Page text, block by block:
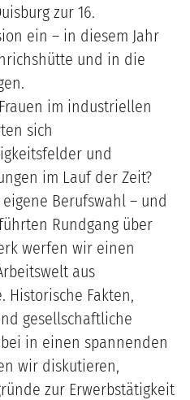
zur 16.
ein – in diesem Jahr
und in die
im industriellen
sich
und
im Lauf der Zeit?
Berufswahl – und
Rundgang über
werfen wir einen
aus
Historische Fakten,
gesellschaftliche
in einen spannenden
wir diskutieren,
zur Erwerbstätigkeit